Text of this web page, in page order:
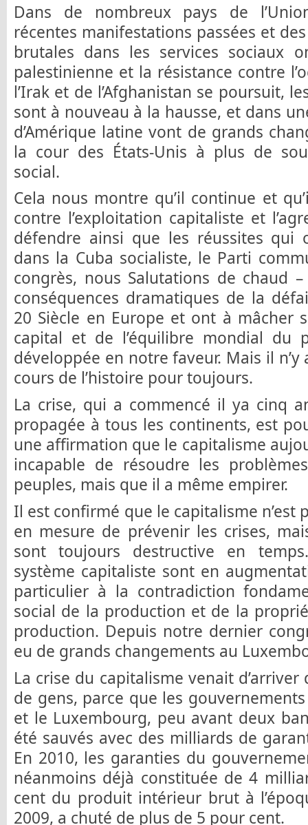
Dans de nombreux pays de
récentes manifestations passées et
brutales dans les services sociaux
palestinienne et la résistance contre
l’Irak et de l’Afghanistan se poursuit,
sont à nouveau à la hausse, et dans
d’Amérique latine vont de grands
la cour des États-Unis à plus de
social.
Cela nous montre qu’il continue et
contre l’exploitation capitaliste et
défendre ainsi que les réussites qui
dans la Cuba socialiste, le Parti
congrès, nous Salutations de chaud
conséquences dramatiques de la
20 Siècle en Europe et ont à mâcher
capital et de l’équilibre mondial du
développée en notre faveur. Mais il
cours de l’histoire pour toujours.
La crise, qui a commencé il ya cinq
propagée à tous les continents, est
une affirmation que le capitalisme
incapable de résoudre les
peuples, mais que il a même empirer.
Il est confirmé que le capitalisme n’est
en mesure de prévenir les crises,
sont toujours destructive en
système capitaliste sont en
particulier à la contradiction
social de la production et de la
production. Depuis notre dernier
eu de grands changements au
La crise du capitalisme venait d’arriver
de gens, parce que les
et le Luxembourg, peu avant deux
été sauvés avec des milliards de
En 2010, les garanties du
néanmoins déjà constituée de 4
cent du produit intérieur brut à
2009, a chuté de plus de 5 pour cent.